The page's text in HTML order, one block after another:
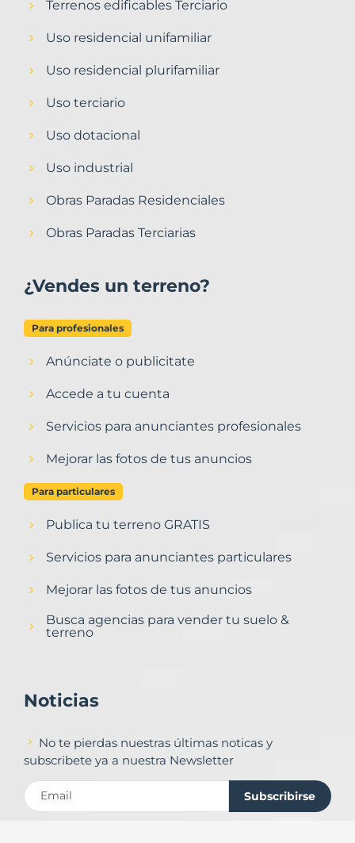
Terrenos edificables Terciario
Uso residencial unifamiliar
Uso residencial plurifamiliar
Uso terciario
Uso dotacional
Uso industrial
Obras Paradas Residenciales
Obras Paradas Terciarias
¿Vendes un terreno?
Para profesionales
Anúnciate o publicitate
Accede a tu cuenta
Servicios para anunciantes profesionales
Mejorar las fotos de tus anuncios
Para particulares
Publica tu terreno GRATIS
Servicios para anunciantes particulares
Mejorar las fotos de tus anuncios
Busca agencias para vender tu suelo &
terreno
Noticias
No te pierdas nuestras últimas noticas y
subscribete ya a nuestra Newsletter
Subscribirse